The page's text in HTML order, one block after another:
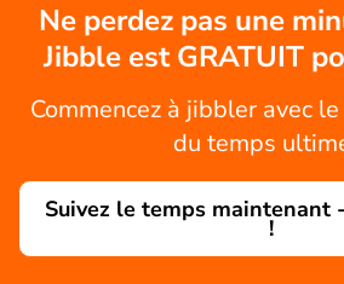
Ne perdez pas une
Jibble est GRATUIT
Commencez à jibbler avec
du temps
Suivez le temps maintenant
!